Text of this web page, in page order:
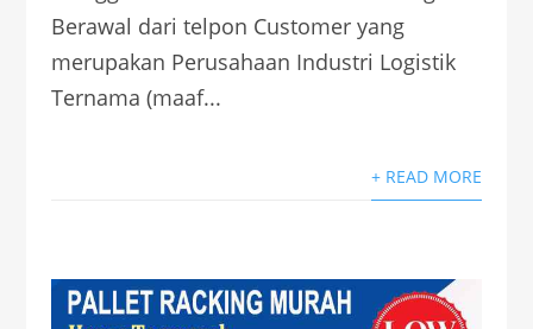
Berawal dari telpon Customer yang
merupakan Perusahaan Industri Logistik
Ternama (maaf...
+ READ MORE